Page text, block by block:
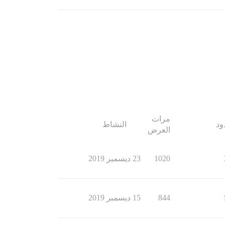
مرات
العرض
النشاط
1020 23 ديسمبر 2019
844 15 ديسمبر 2019